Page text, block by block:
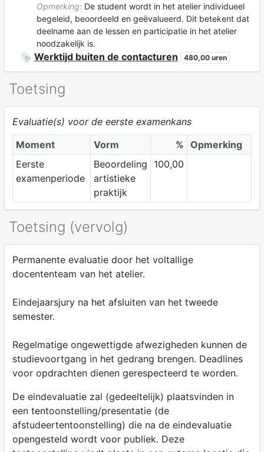
Opmerking: De student wordt in het atelier individueel
begeleid, beoordeeld en geëvalueerd. Dit betekent dat
deelname aan de lessen en participatie in het atelier
noodzakelijk is.
Werktijd buiten de contacturen 480,00 uren
Toetsing
Evaluatie(s) voor de eerste examenkans
Moment
Vorm % Opmerking
Eerste
examenperiode
Beoordeling
artistieke
praktijk
100,00
Toetsing (vervolg)
Permanente evaluatie door het voltallige
docententeam van het atelier.
Eindejaarsjury na het afsluiten van het tweede
semester.
Regelmatige ongewettigde afwezigheden kunnen de
studievoortgang in het gedrang brengen. Deadlines
voor opdrachten dienen gerespecteerd te worden.
De eindevaluatie zal (gedeeltelijk) plaatsvinden in
een tentoonstelling/presentatie (de
afstudeertentoonstelling) die na de eindevaluatie
opengesteld wordt voor publiek. Deze